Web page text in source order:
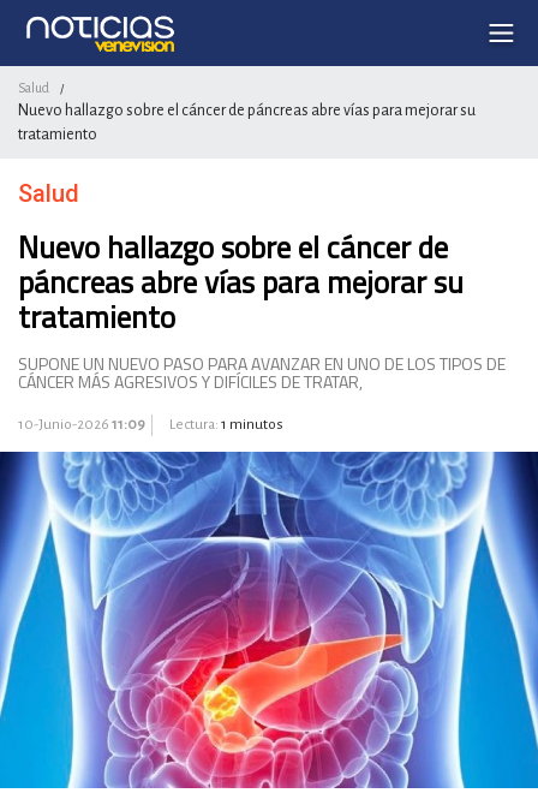
Salud /
Nuevo hallazgo sobre el cáncer de páncreas abre vías para mejorar su
tratamiento
Salud
Nuevo hallazgo sobre el cáncer de
páncreas abre vías para mejorar su
tratamiento
SUPONE UN NUEVO PASO PARA AVANZAR EN UNO DE LOS TIPOS DE
CÁNCER MÁS AGRESIVOS Y DIFÍCILES DE TRATAR,
10-Junio-2026 11:09 Lectura: 1 minutos